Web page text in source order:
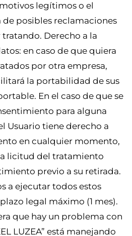
legítimos o el
de posibles reclamaciones
Derecho a la
en caso de que quiera
por otra empresa,
la portabilidad de sus
En el caso de que se
para alguna
Usuario tiene derecho a
en cualquier momento,
licitud del tratamiento
previo a su retirada.
a ejecutar todos estos
legal máximo (1 mes).
que hay un problema con
LUZEA” está manejando